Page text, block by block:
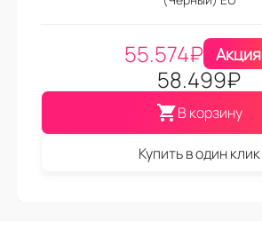
55.574₽ Акция
58.499₽
В корзину
Купить в один клик